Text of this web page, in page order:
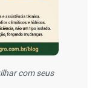
com seus